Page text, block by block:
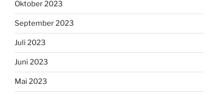
Oktober 2023
September 2023
Juli 2023
Juni 2023
Mai 2023